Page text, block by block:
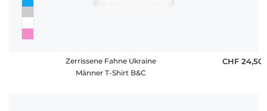
Zerrissene Fahne Ukraine
Männer T-Shirt B&C
CHF 24,50